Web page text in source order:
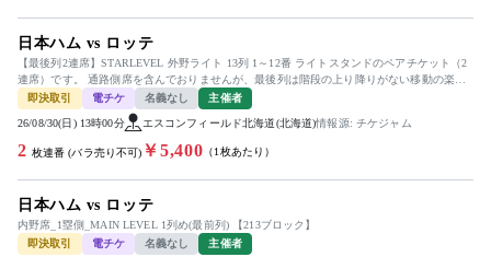
日本ハム vs ロッテ
【最後列2連席】STARLEVEL 外野ライト 13列 1～12番 ライトスタンドのペアチケット（2
連席）です。 通路側席を含んでおりませんが、最後列は階段の上り降りがない移動の楽な
お席です。 ...
即決取引 電チケ 名義なし 主催者
26/08/30(日) 13時00分 エスコンフィールド北海道(北海道)情報源: チケジャム
2 枚連番 (バラ売り不可) ￥5,400 （1枚あたり）
日本ハム vs ロッテ
内野席_1塁側_MAIN LEVEL 1列め(最前列) 【213ブロック】
即決取引
電チケ 名義なし 主催者